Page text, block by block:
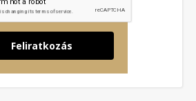
Feliratkozás